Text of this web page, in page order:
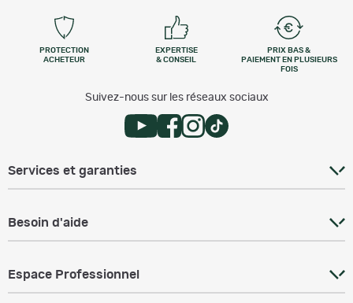
PROTECTION
ACHETEUR
EXPERTISE
& CONSEIL
PRIX BAS &
PAIEMENT EN PLUSIEURS
FOIS
Suivez-nous sur les réseaux sociaux
Services et garanties
Besoin d'aide
Espace Professionnel